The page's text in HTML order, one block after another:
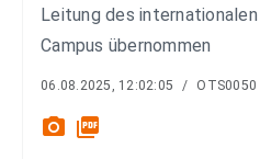
Leitung des
Campus übernommen
06.08.2025, 12:02:05 / OTS0050
photo_camera picture_as_pdf